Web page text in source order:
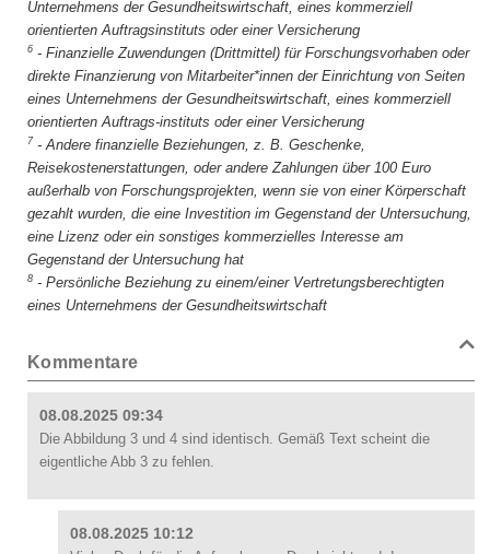
Unternehmens der Gesundheitswirtschaft, eines kommerziell
orientierten Auftragsinstituts oder einer Versicherung
6 - Finanzielle Zuwendungen (Drittmittel) für Forschungsvorhaben oder
direkte Finanzierung von Mitarbeiter*innen der Einrichtung von Seiten
eines Unternehmens der Gesundheitswirtschaft, eines kommerziell
orientierten Auftrags-instituts oder einer Versicherung
7 - Andere finanzielle Beziehungen, z. B. Geschenke,
Reisekostenerstattungen, oder andere Zahlungen über 100 Euro
außerhalb von Forschungsprojekten, wenn sie von einer Körperschaft
gezahlt wurden, die eine Investition im Gegenstand der Untersuchung,
eine Lizenz oder ein sonstiges kommerzielles Interesse am
Gegenstand der Untersuchung hat
8 - Persönliche Beziehung zu einem/einer Vertretungsberechtigten
eines Unternehmens der Gesundheitswirtschaft
Kommentare
08.08.2025 09:34
Die Abbildung 3 und 4 sind identisch. Gemäß Text scheint die
eigentliche Abb 3 zu fehlen.
08.08.2025 10:12